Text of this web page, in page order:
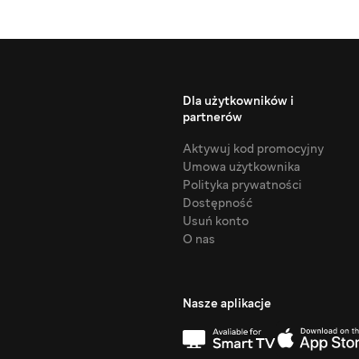
Dla użytkowników i
partnerów
Aktywuj kod promocyjny
Umowa użytkownika
Polityka prywatności
Dostępność
Usuń konto
O nas
Nasze aplikacje